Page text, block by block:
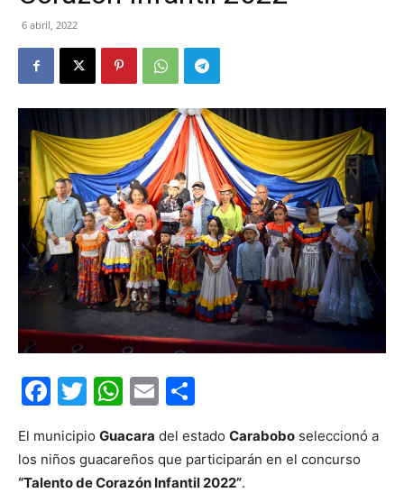
6 abril, 2022
Facebook
Twitter
WhatsApp
Email
El municipio Guacara del estado Carabobo seleccionó a
los niños guacareños que participarán en el concurso
“Talento de Corazón Infantil 2022”.